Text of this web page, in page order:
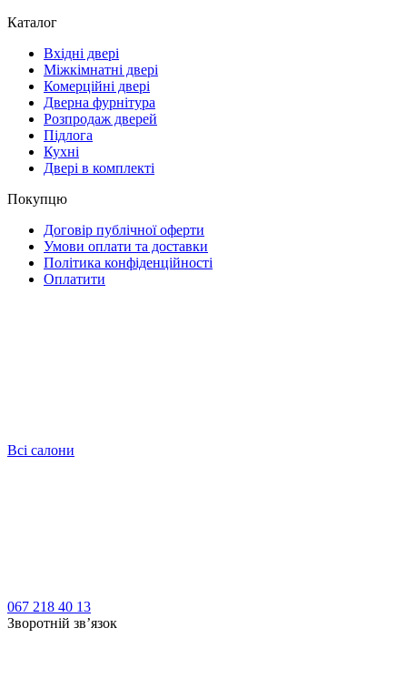
Каталог
Вхідні двері
Міжкімнатні двері
Комерційні двері
Дверна фурнітура
Розпродаж дверей
Підлога
Кухні
Двері в комплекті
Покупцю
Договір публічної оферти
Умови оплати та доставки
Політика конфіденційності
Оплатити
Всі салони
067 218 40 13
Зворотній зв’язок